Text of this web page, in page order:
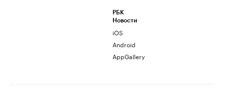
РБК
Новости
iOS
Android
AppGallery